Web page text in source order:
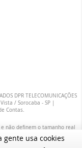
gente usa cookies
DPR TELECOMUNICAÇÕES
/ Sorocaba - SP |
Contas.
não definem o tamanho real
prévio dos fornecedores,